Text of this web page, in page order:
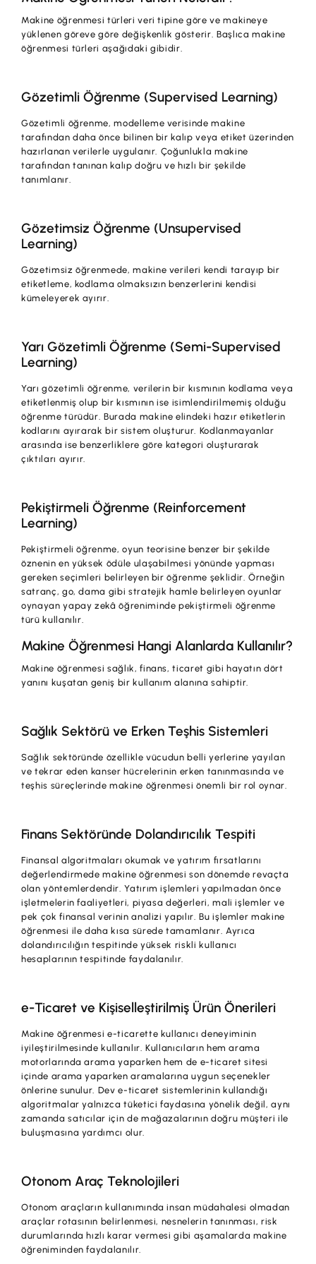
Makine öğrenmesi türleri veri tipine göre ve makineye
yüklenen göreve göre değişkenlik gösterir. Başlıca makine
öğrenmesi türleri aşağıdaki gibidir.
Gözetimli Öğrenme (Supervised Learning)
Gözetimli öğrenme, modelleme verisinde makine
tarafından daha önce bilinen bir kalıp veya etiket üzerinden
hazırlanan verilerle uygulanır. Çoğunlukla makine
tarafından tanınan kalıp doğru ve hızlı bir şekilde
tanımlanır.
Gözetimsiz Öğrenme (Unsupervised
Learning)
Gözetimsiz öğrenmede, makine verileri kendi tarayıp bir
etiketleme, kodlama olmaksızın benzerlerini kendisi
kümeleyerek ayırır.
Yarı Gözetimli Öğrenme (Semi-Supervised
Learning)
Yarı gözetimli öğrenme, verilerin bir kısmının kodlama veya
etiketlenmiş olup bir kısmının ise isimlendirilmemiş olduğu
öğrenme türüdür. Burada makine elindeki hazır etiketlerin
kodlarını ayırarak bir sistem oluşturur. Kodlanmayanlar
arasında ise benzerliklere göre kategori oluşturarak
çıktıları ayırır.
Pekiştirmeli Öğrenme (Reinforcement
Learning)
Pekiştirmeli öğrenme, oyun teorisine benzer bir şekilde
öznenin en yüksek ödüle ulaşabilmesi yönünde yapması
gereken seçimleri belirleyen bir öğrenme şeklidir. Örneğin
satranç, go, dama gibi stratejik hamle belirleyen oyunlar
oynayan yapay zekâ öğreniminde pekiştirmeli öğrenme
türü kullanılır.
Makine Öğrenmesi Hangi Alanlarda Kullanılır?
Makine öğrenmesi sağlık, finans, ticaret gibi hayatın dört
yanını kuşatan geniş bir kullanım alanına sahiptir.
Sağlık Sektörü ve Erken Teşhis Sistemleri
Sağlık sektöründe özellikle vücudun belli yerlerine yayılan
ve tekrar eden kanser hücrelerinin erken tanınmasında ve
teşhis süreçlerinde makine öğrenmesi önemli bir rol oynar.
Finans Sektöründe Dolandırıcılık Tespiti
Finansal algoritmaları okumak ve yatırım fırsatlarını
değerlendirmede makine öğrenmesi son dönemde revaçta
olan yöntemlerdendir. Yatırım işlemleri yapılmadan önce
işletmelerin faaliyetleri, piyasa değerleri, mali işlemler ve
pek çok finansal verinin analizi yapılır. Bu işlemler makine
öğrenmesi ile daha kısa sürede tamamlanır. Ayrıca
dolandırıcılığın tespitinde yüksek riskli kullanıcı
hesaplarının tespitinde faydalanılır.
e-Ticaret ve Kişiselleştirilmiş Ürün Önerileri
Makine öğrenmesi e-ticarette kullanıcı deneyiminin
iyileştirilmesinde kullanılır. Kullanıcıların hem arama
motorlarında arama yaparken hem de e-ticaret sitesi
içinde arama yaparken aramalarına uygun seçenekler
önlerine sunulur. Dev e-ticaret sistemlerinin kullandığı
algoritmalar yalnızca tüketici faydasına yönelik değil, aynı
zamanda satıcılar için de mağazalarının doğru müşteri ile
buluşmasına yardımcı olur.
Otonom Araç Teknolojileri
Otonom araçların kullanımında insan müdahalesi olmadan
araçlar rotasının belirlenmesi, nesnelerin tanınması, risk
durumlarında hızlı karar vermesi gibi aşamalarda makine
öğreniminden faydalanılır.